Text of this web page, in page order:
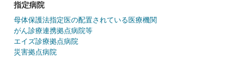
指定病院
母体保護法指定医の配置されている医療機関
がん診療連携拠点病院等
エイズ診療拠点病院
災害拠点病院